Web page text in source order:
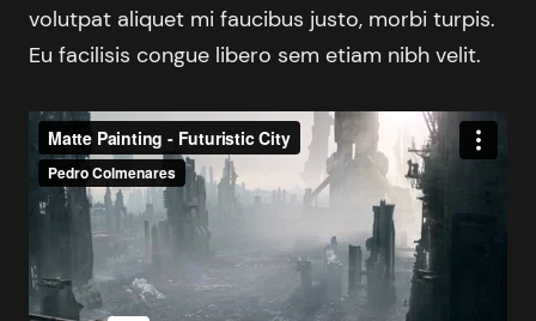
volutpat aliquet mi faucibus justo, morbi turpis.
Eu facilisis congue libero sem etiam nibh velit.